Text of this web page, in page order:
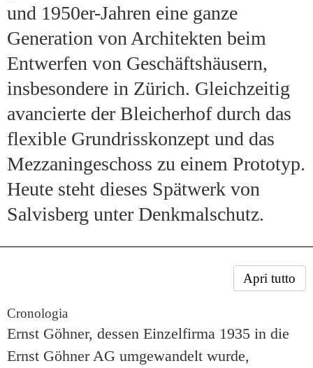
und 1950er-Jahren eine ganze
Generation von Architekten beim
Entwerfen von Geschäftshäusern,
insbesondere in Zürich. Gleichzeitig
avancierte der Bleicherhof durch das
flexible Grundrisskonzept und das
Mezzaningeschoss zu einem Prototyp.
Heute steht dieses Spätwerk von
Salvisberg unter Denkmalschutz.
Apri tutto
Cronologia
Ernst Göhner, dessen Einzelfirma 1935 in die
Ernst Göhner AG umgewandelt wurde,